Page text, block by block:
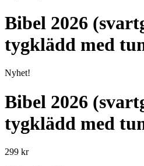
Bibel 2026
tygklädd med
Nyhet!
Bibel 2026
tygklädd med
299 kr